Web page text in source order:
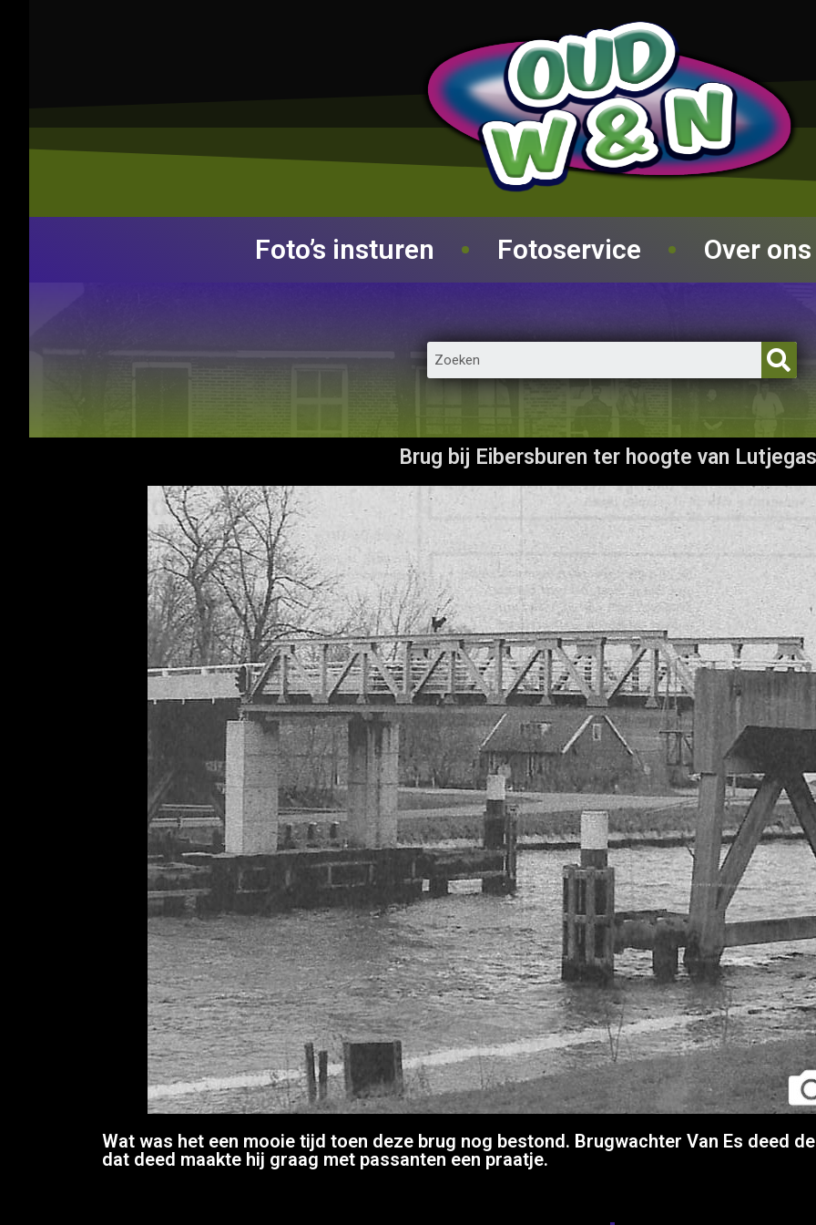
Foto’s insturen Fotoservice Over ons
Brug bij Eibersburen ter hoogte van
Wat was het een mooie tijd toen deze brug nog bestond. Brugwachter Van Es deed
dat deed maakte hij graag met passanten een praatje.